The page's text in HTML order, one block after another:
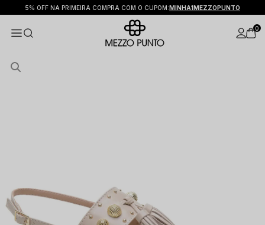
5% OFF NA PRIMEIRA COMPRA COM O CUPOM:MINHA1MEZZOPUNTO
0